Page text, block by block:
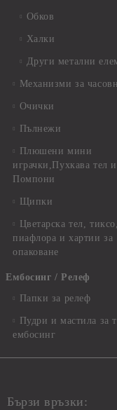
Обков
Халки
Други метални
Механизми за
Очички
Пълнежи
Плюшени мини
играчки,Пухкава тел и
Помпони
Щипки
Цветарска тел, тиксо,
пиафлора и хартии за
опаковане
Ембосинг / Релеф
Папки за релеф
Пудри и мастила за
ембосинг
Бързи връзки: